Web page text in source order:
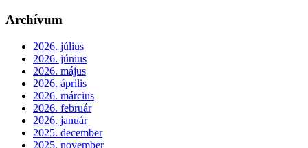
Archívum
2026. július
2026. június
2026. május
2026. április
2026. március
2026. február
2026. január
2025. december
2025. november